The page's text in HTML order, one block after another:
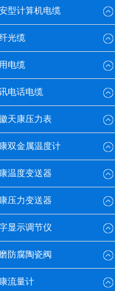
型计算机电缆
光缆
电缆
电话电缆
天康压力表
双金属温度计
温度变送器
压力变送器
显示调节仪
防腐陶瓷阀
流量计